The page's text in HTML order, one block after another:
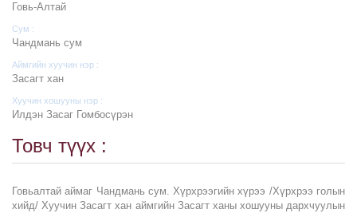
Говь-Алтай
Сум :
Чандмань сум
Аймгийн хуучин нэр :
Засагт хан
Хуучин хошууны нэр :
Илдэн Засаг Гомбосүрэн
Товч түүх :
Говьалтай аймаг Чандмань сум. Хүрхрээгийн хүрээ /Хүрхрээ голын
хийд/ Хуучин Засагт хан аймгийн Засагт ханы хошууны дархчуулын